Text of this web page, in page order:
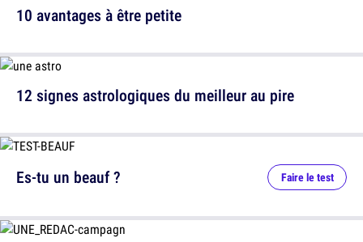
10 avantages à être petite
12 signes astrologiques du meilleur au pire
Es-tu un beauf ? Faire le test